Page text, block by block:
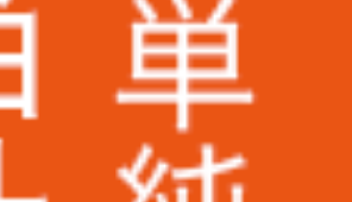
アライ電機産業株式会社様
株式会社いつも.様